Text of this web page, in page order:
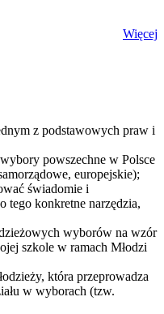
Więcej
z podstawowych praw i
powszechne w Polsce
europejskie);
świadomie i
tego konkretne narzędzia,
wyborów na wzór
szkole w ramach Młodzi
która przeprowadza
w wyborach (tzw.